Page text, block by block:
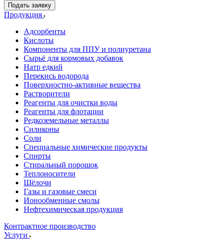
Подать заявку
Продукция
Адсорбенты
Кислоты
Компоненты для ППУ и полиуретана
Сырьё для кормовых добавок
Натр едкий
Перекись водорода
Поверхностно-активные вещества
Растворители
Реагенты для очистки воды
Реагенты для флотации
Редкоземельные металлы
Силиконы
Соли
Специальные химические продукты
Спирты
Стиральный порошок
Теплоносители
Щёлочи
Газы и газовые смеси
Ионообменные смолы
Нефтехимическая продукция
Контрактное производство
Услуги